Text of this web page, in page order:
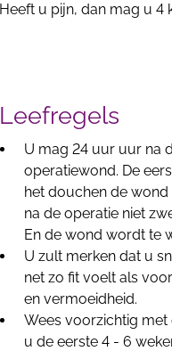
Heeft u pijn, dan mag u
Leefregels
U mag 24 uur uur na
operatiewond. De
het douchen de
na de operatie niet
En de wond wordt te
U zult merken dat u
net zo fit voelt als
en vermoeidheid.
Wees voorzichtig
u de eerste 4 - 6